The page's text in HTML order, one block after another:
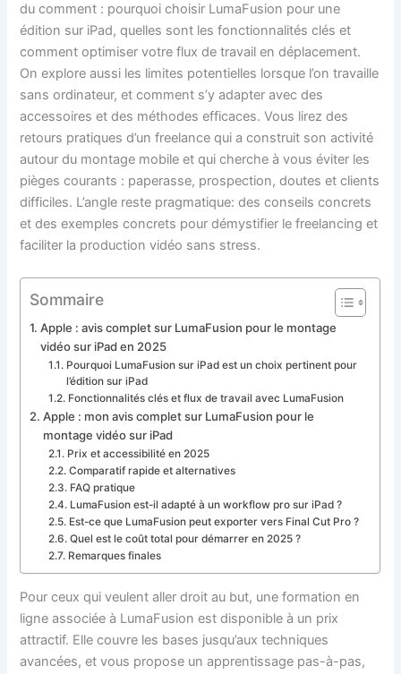
du comment : pourquoi choisir LumaFusion pour une
édition sur iPad, quelles sont les fonctionnalités clés et
comment optimiser votre flux de travail en déplacement.
On explore aussi les limites potentielles lorsque l’on travaille
sans ordinateur, et comment s’y adapter avec des
accessoires et des méthodes efficaces. Vous lirez des
retours pratiques d’un freelance qui a construit son activité
autour du montage mobile et qui cherche à vous éviter les
pièges courants : paperasse, prospection, doutes et clients
difficiles. L’angle reste pragmatique: des conseils concrets
et des exemples concrets pour démystifier le freelancing et
faciliter la production vidéo sans stress.
Sommaire
Apple : avis complet sur LumaFusion pour le montage
vidéo sur iPad en 2025
Pourquoi LumaFusion sur iPad est un choix pertinent pour
l’édition sur iPad
Fonctionnalités clés et flux de travail avec LumaFusion
Apple : mon avis complet sur LumaFusion pour le
montage vidéo sur iPad
Prix et accessibilité en 2025
Comparatif rapide et alternatives
FAQ pratique
LumaFusion est-il adapté à un workflow pro sur iPad ?
Est-ce que LumaFusion peut exporter vers Final Cut Pro ?
Quel est le coût total pour démarrer en 2025 ?
Remarques finales
Pour ceux qui veulent aller droit au but, une formation en
ligne associée à LumaFusion est disponible à un prix
attractif. Elle couvre les bases jusqu’aux techniques
avancées, et vous propose un apprentissage pas-à-pas,